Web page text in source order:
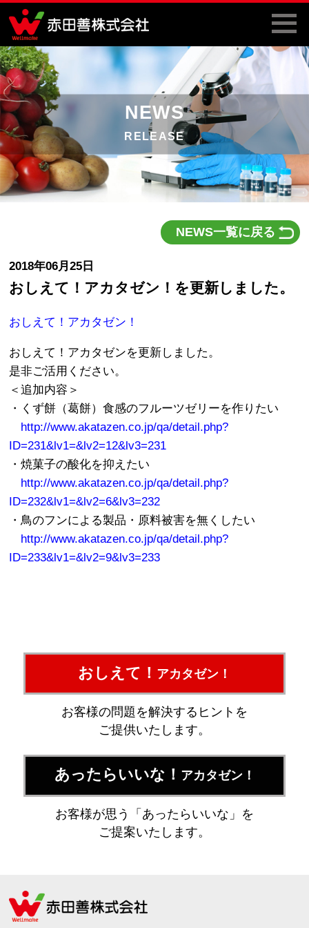
NEWS
RELEASE
NEWS一覧に戻る
2018年06月25日
おしえて！アカタゼン！を更新しました。
おしえて！アカタゼン！
おしえて！アカタゼンを更新しました。
是非ご活用ください。
＜追加内容＞
・くず餅（葛餅）食感のフルーツゼリーを作りたい
http://www.akatazen.co.jp/qa/detail.php?
ID=231&lv1=&lv2=12&lv3=231
・焼菓子の酸化を抑えたい
http://www.akatazen.co.jp/qa/detail.php?
ID=232&lv1=&lv2=6&lv3=232
・鳥のフンによる製品・原料被害を無くしたい
http://www.akatazen.co.jp/qa/detail.php?
ID=233&lv1=&lv2=9&lv3=233
おしえて！ アカタゼン！
お客様の問題を解決するヒントを
ご提供いたします。
あったらいいな！ アカタゼン！
お客様が思う「あったらいいな」を
ご提案いたします。